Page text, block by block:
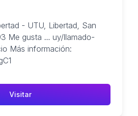
- UTU, Libertad, San
Me gusta ... uy/llamado-
Más información:
Visitar